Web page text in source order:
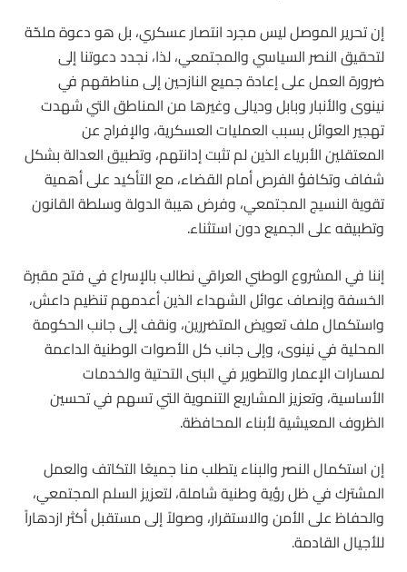
إن تحرير الموصل ليس مجرد انتصار عسكري، بل هو دعوة ملحّة
لتحقيق النصر السياسي والمجتمعي، لذا، نجدد دعوتنا إلى
ضرورة العمل على إعادة جميع النازحين إلى مناطقهم في
نينوى والأنبار وبابل وديالى وغيرها من المناطق التي شهدت
تهجير العوائل بسبب العمليات العسكرية، والإفراج عن
المعتقلين الأبرياء الذين لم تثبت إدانتهم، وتطبيق العدالة بشكل
شفاف وتكافؤ الفرص أمام القضاء، مع التأكيد على أهمية
تقوية النسيج المجتمعي، وفرض هيبة الدولة وسلطة القانون
وتطبيقه على الجميع دون استثناء.
إننا في المشروع الوطني العراقي نطالب بالإسراع في فتح مقبرة
الخسفة وإنصاف عوائل الشهداء الذين أعدمهم تنظيم داعش،
واستكمال ملف تعويض المتضررين، ونقف إلى جانب الحكومة
المحلية في نينوى، وإلى جانب كل الأصوات الوطنية الداعمة
لمسارات الإعمار والتطوير في البنى التحتية والخدمات
الأساسية، وتعزيز المشاريع التنموية التي تسهم في تحسين
الظروف المعيشية لأبناء المحافظة.
إن استكمال النصر والبناء يتطلب منا جميعًا التكاتف والعمل
المشترك في ظل رؤية وطنية شاملة، لتعزيز السلم المجتمعي،
والحفاظ على الأمن والاستقرار، وصولاً إلى مستقبل أكثر ازدهاراً
للأجيال القادمة.